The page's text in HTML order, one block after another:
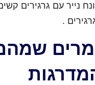
נייר עם גרגירים
.